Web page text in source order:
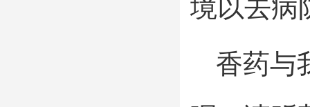
境以去病
香药与